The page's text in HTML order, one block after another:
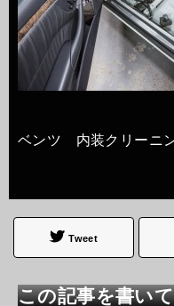
ベンツ 内装クリーニ
Tweet
この記事を書い